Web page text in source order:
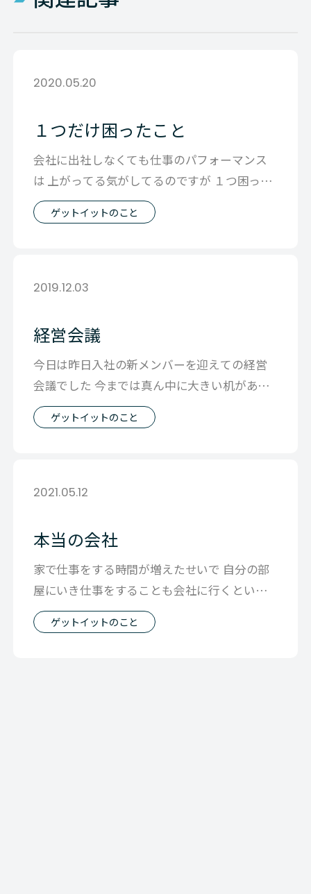
2020.05.20
１つだけ困ったこと
会社に出社しなくても仕事のパフォーマンス
は 上がってる気がしてるのですが １つ困った
ことがあって それはこの毎日かいてる
ゲットイットのこと
2019.12.03
経営会議
今日は昨日入社の新メンバーを迎えての経営
会議でした 今までは真ん中に大きい机があっ
たのですが 机があると「あっちとこっち
ゲットイットのこと
2021.05.12
本当の会社
家で仕事をする時間が増えたせいで 自分の部
屋にいき仕事をすることも会社に行くという
ようになったからか 子供たちに会社に行
ゲットイットのこと